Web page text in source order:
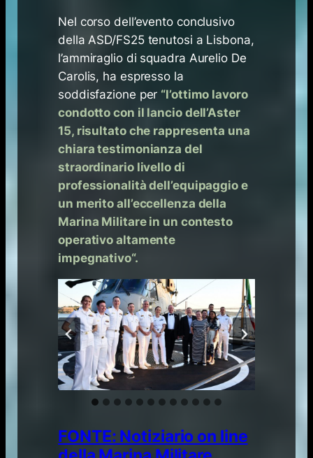
Nel corso dell’evento conclusivo
della ASD/FS25 tenutosi a Lisbona,
l’ammiraglio di squadra Aurelio De
Carolis, ha espresso la
soddisfazione per “l’ottimo lavoro
condotto con il lancio dell’Aster
15, risultato che rappresenta una
chiara testimonianza del
straordinario livello di
professionalità dell’equipaggio e
un merito all’eccellenza della
Marina Militare in un contesto
operativo altamente
impegnativo“.
FONTE: Notiziario on line